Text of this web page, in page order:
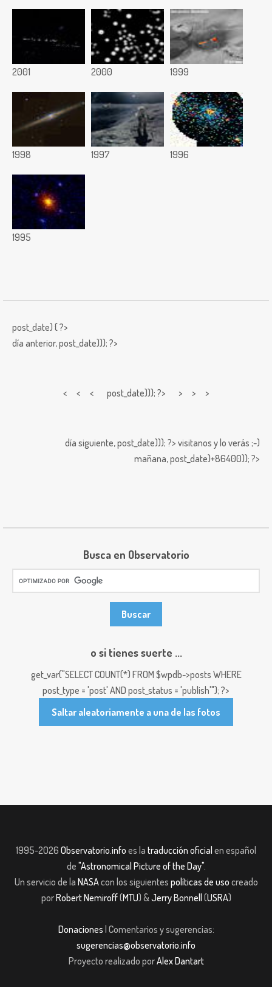
2001 2000 1999
1998 1997 1996
1995
post_date) { ?>
día anterior,post_date))); ?>
< < < post_date))); ?> > > >
día siguiente,post_date))); ?> visitanos y lo verás ;-)
mañana,post_date)+86400)); ?>
Busca en Observatorio
o si tienes suerte ...
get_var("SELECT COUNT(*) FROM $wpdb->posts WHERE
post_type = 'post' AND post_status = 'publish'"); ?>
Saltar aleatoriamente a una de las fotos
1995-2026 Observatorio.info es la traducción oficial en español
de "Astronomical Picture of the Day".
Un servicio de la NASAcon los siguientes políticas de uso creado
porRobert Nemiroff(MTU) &Jerry Bonnell (USRA)
Donaciones | Comentarios y sugerencias:
sugerencias@observatorio.info
Proyecto realizado porAlex Dantart